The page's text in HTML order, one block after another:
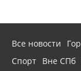
Все новости
Спорт Вне СПб